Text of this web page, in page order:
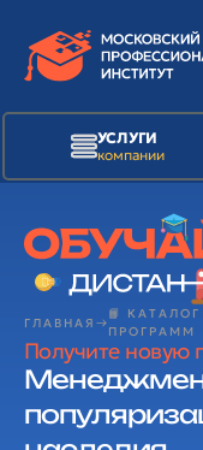
УСЛУГИ
компании
ГЛАВНАЯ
📙 КАТАЛОГ
ПРОГРАММ
Получите новую